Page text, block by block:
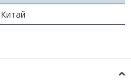
Китай